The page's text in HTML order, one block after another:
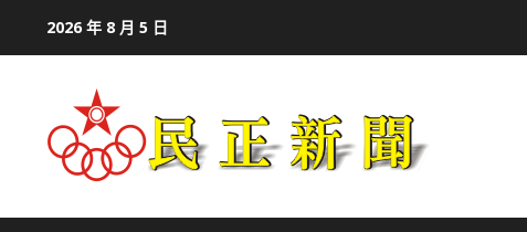
2026 年 8 月 5 日